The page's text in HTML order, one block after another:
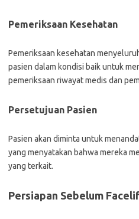
Pemeriksaan Kesehatan
Pemeriksaan kesehatan
pasien dalam kondisi baik untuk
pemeriksaan riwayat medis dan
Persetujuan Pasien
Pasien akan diminta untuk
yang menyatakan bahwa mereka
yang terkait.
Persiapan Sebelum